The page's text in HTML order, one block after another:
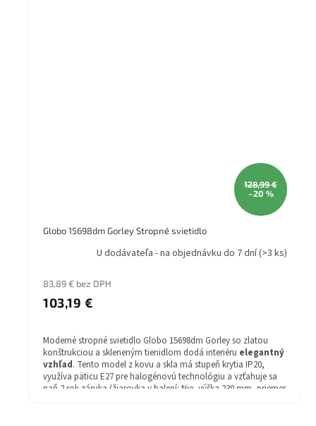
128,99 €
–20 %
Globo 15698dm Gorley Stropné svietidlo
U dodávateľa - na objednávku do 7 dní(>3 ks)
83,89 € bez DPH
103,19 €
Moderné stropné svietidlo Globo 15698dm Gorley so zlatou
konštrukciou a skleneným tienidlom dodá interiéru elegantný
vzhľad. Tento model z kovu a skla má stupeň krytia IP20,
využíva päticu E27 pre halogénovú technológiu a vzťahuje sa
naň 2 rok záruka (žiarovka v balení: Nie, výška 230 mm, priemer